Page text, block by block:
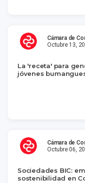
Cámara de
Octubre 13,
La 'receta' para
jóvenes
Cámara de
Octubre 06,
Sociedades BIC:
sostenibilidad en